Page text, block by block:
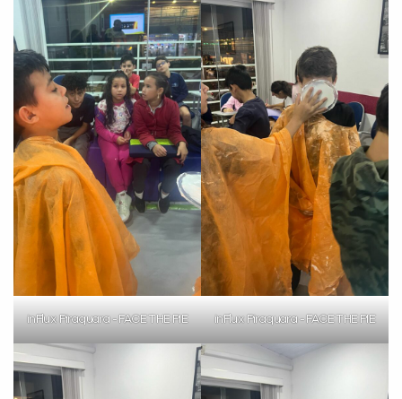
inFlux Piraquara - FACE THE PIE inFlux Piraquara - FACE THE PIE
Preencha com seus dados abaixo e
já vamos te colocar em contato
com a:
Você é aluno inFlux?